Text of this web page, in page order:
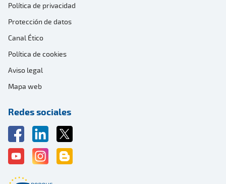
Política de privacidad
Protección de datos
Canal Ético
Política de cookies
Aviso legal
Mapa web
Redes sociales